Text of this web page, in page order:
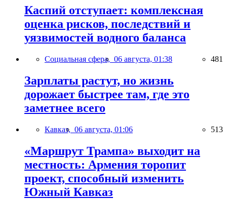
Каспий отступает: комплексная
оценка рисков, последствий и
уязвимостей водного баланса
Социальная сфера, 06 августа, 01:38 481
Зарплаты растут, но жизнь
дорожает быстрее там, где это
заметнее всего
Кавказ, 06 августа, 01:06 513
«Маршрут Трампа» выходит на
местность: Армения торопит
проект, способный изменить
Южный Кавказ